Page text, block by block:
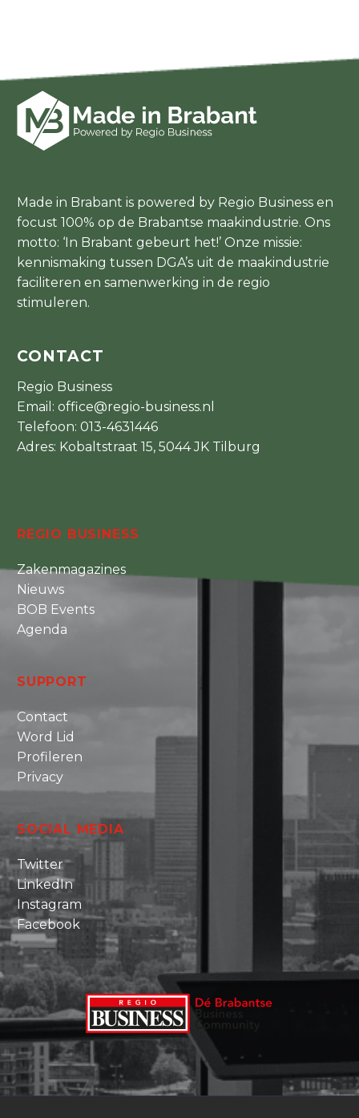
Made in Brabant is powered by Regio Business en
focust 100% op de Brabantse maakindustrie. Ons
motto: ‘In Brabant gebeurt het!’ Onze missie:
kennismaking tussen DGA’s uit de maakindustrie
faciliteren en samenwerking in de regio
stimuleren.
CONTACT
Regio Business
Email: office@regio-business.nl
Telefoon: 013-4631446
Adres: Kobaltstraat 15, 5044 JK Tilburg
REGIO BUSINESS
Zakenmagazines
Nieuws
BOB Events
Agenda
SUPPORT
Contact
Word Lid
Profileren
Privacy
SOCIAL MEDIA
Twitter
LinkedIn
Instagram
Facebook